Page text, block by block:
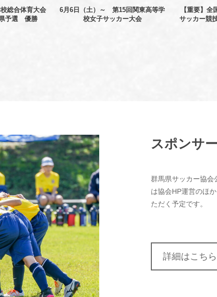
総合体育大会
予選 優勝
6月6日（土）～ 第15回関東高等学
校女子サッカー大会
【重要】全
サッカー競
スポンサ
群馬県サッカー協会
は協会HP運営のほ
ただく予定です。
詳細はこちら